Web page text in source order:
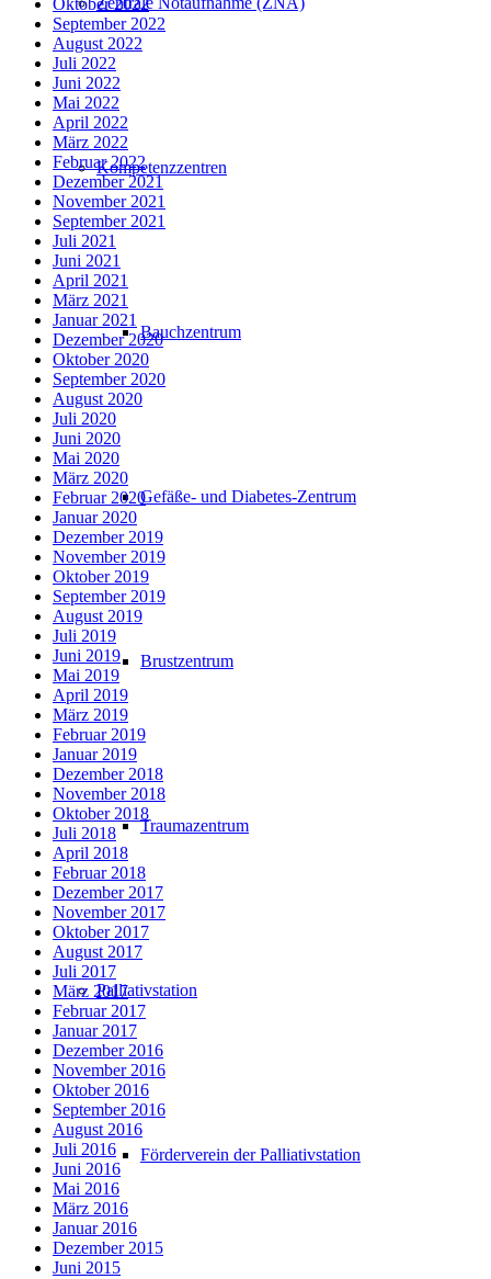
Kompetenzzentren
Bauchzentrum
Gefäße- und Diabetes-Zentrum
Brustzentrum
Traumazentrum
Palliativstation
Förderverein der Palliativstation
Oktober 2022
September 2022
August 2022
Juli 2022
Juni 2022
Mai 2022
April 2022
März 2022
Februar 2022
Dezember 2021
November 2021
September 2021
Juli 2021
Juni 2021
April 2021
März 2021
Januar 2021
Dezember 2020
Oktober 2020
September 2020
August 2020
Juli 2020
Juni 2020
Mai 2020
März 2020
Februar 2020
Januar 2020
Dezember 2019
November 2019
Oktober 2019
September 2019
August 2019
Juli 2019
Juni 2019
Mai 2019
April 2019
März 2019
Februar 2019
Januar 2019
Dezember 2018
November 2018
Oktober 2018
Juli 2018
April 2018
Februar 2018
Dezember 2017
November 2017
Oktober 2017
August 2017
Juli 2017
März 2017
Februar 2017
Januar 2017
Dezember 2016
November 2016
Oktober 2016
September 2016
August 2016
Juli 2016
Juni 2016
Mai 2016
März 2016
Januar 2016
Dezember 2015
Juni 2015